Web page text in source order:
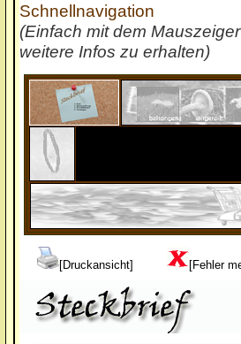
Schnellnavigation
(Einfach mit dem
weitere Infos zu erhalten)
[Druckansicht] [Fehler